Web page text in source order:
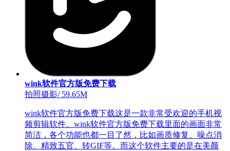
wink软件官方版免费下载
拍照摄影/59.65M
wink软件官方版免费下载这是一款非常受欢迎的手机视
频剪辑软件。wink软件官方版免费下载里面的画面非常
简洁，各个功能也都一目了然，比如画质修复、噪点消
除、精致五官、转GIF等。而这个软件主要的是在美颜